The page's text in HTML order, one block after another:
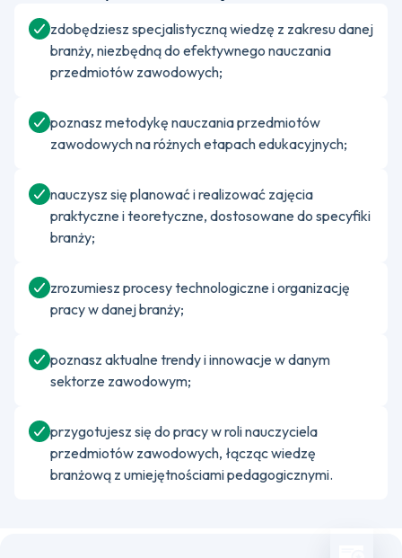
zdobędziesz specjalistyczną wiedzę z zakresu danej
branży, niezbędną do efektywnego nauczania
przedmiotów zawodowych;
poznasz metodykę nauczania przedmiotów
zawodowych na różnych etapach edukacyjnych;
nauczysz się planować i realizować zajęcia
praktyczne i teoretyczne, dostosowane do specyfiki
branży;
zrozumiesz procesy technologiczne i organizację
pracy w danej branży;
poznasz aktualne trendy i innowacje w danym
sektorze zawodowym;
przygotujesz się do pracy w roli nauczyciela
przedmiotów zawodowych, łącząc wiedzę
branżową z umiejętnościami pedagogicznymi.